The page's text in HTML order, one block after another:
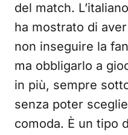
del match.
ha mostrato di
non inseguire la
ma obbligarlo a
in più, sempre
senza poter
comoda. È un tipo